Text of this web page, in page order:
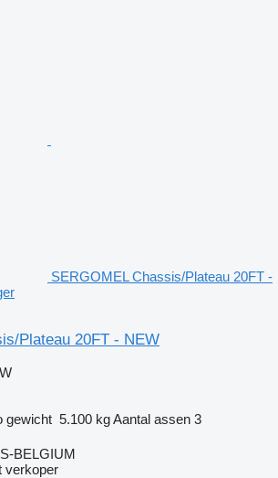
SERGOMEL Chassis/Plateau 20FT -
Plateau 20FT - NEW
gewicht 5.100 kgAantal assen 3
BELGIUM
verkoper